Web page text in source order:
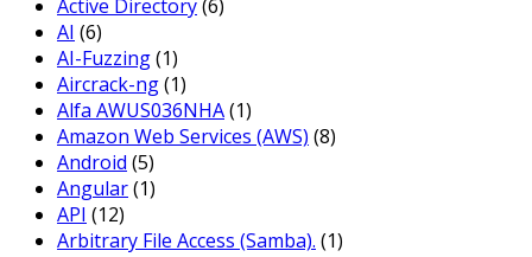
Active Directory(6)
AI (6)
AI-Fuzzing(1)
Aircrack-ng(1)
Alfa AWUS036NHA(1)
Amazon Web Services (AWS) (8)
Android (5)
Angular(1)
API (12)
Arbitrary File Access (Samba). (1)